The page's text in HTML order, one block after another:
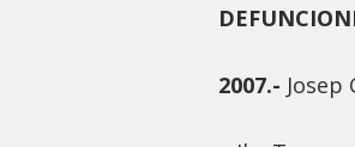
2007.-